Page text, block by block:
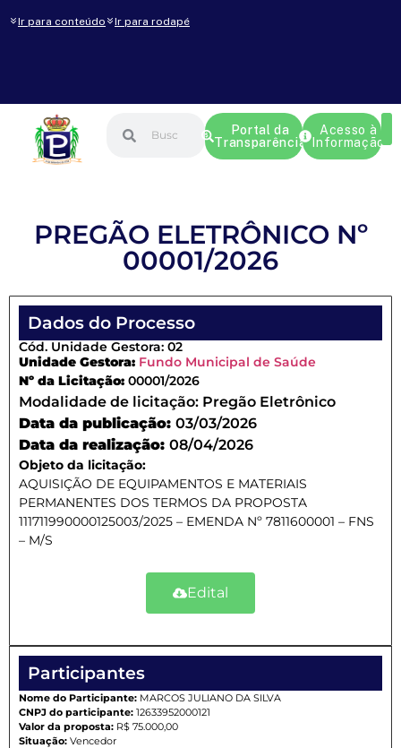
Ir para conteúdo Ir para rodapé
Portal da
Transparência
Acesso à
Informação
PREGÃO ELETRÔNICO Nº
00001/2026
Dados do Processo
Cód. Unidade Gestora: 02
Unidade Gestora: Fundo Municipal de Saúde
Nº da Licitação: 00001/2026
Modalidade de licitação: Pregão Eletrônico
Data da publicação: 03/03/2026
Data da realização: 08/04/2026
Objeto da licitação:
AQUISIÇÃO DE EQUIPAMENTOS E MATERIAIS
PERMANENTES DOS TERMOS DA PROPOSTA
111711990000125003/2025 – EMENDA Nº 7811600001 – FNS
– M/S
Edital
Participantes
Nome do Participante: MARCOS JULIANO DA SILVA
CNPJ do participante: 12633952000121
Valor da proposta: R$ 75.000,00
Situação: Vencedor